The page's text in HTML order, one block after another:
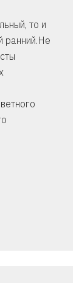
то и
ранний.Не